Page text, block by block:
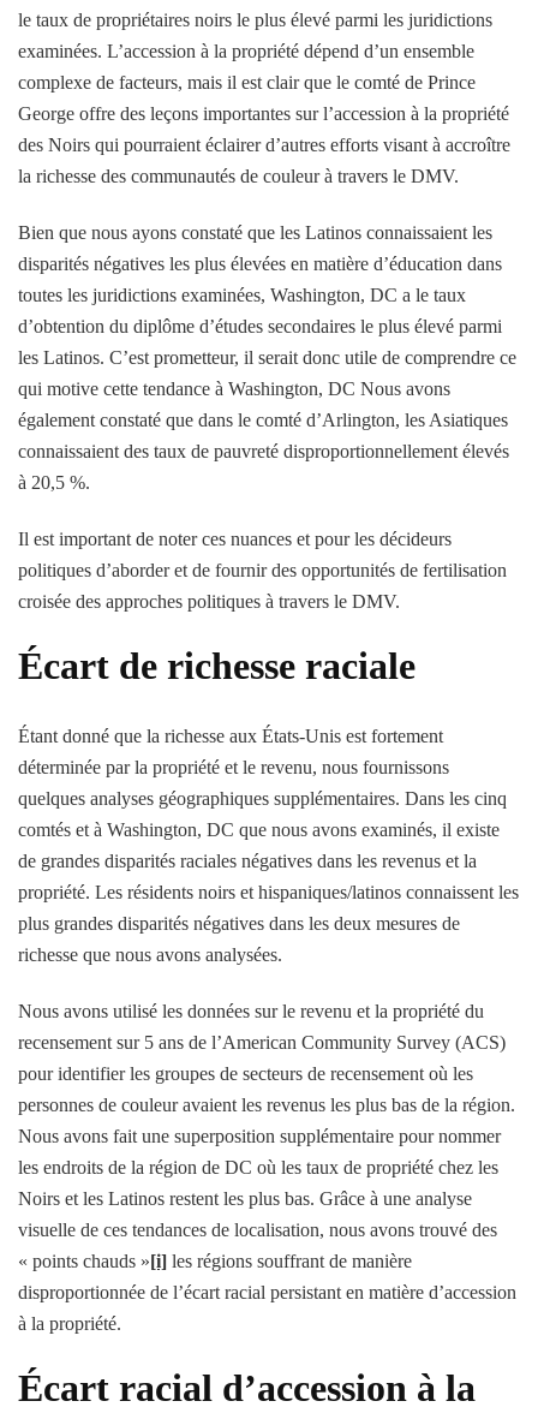
le taux de propriétaires noirs le plus élevé parmi les juridictions
examinées. L’accession à la propriété dépend d’un ensemble
complexe de facteurs, mais il est clair que le comté de Prince
George offre des leçons importantes sur l’accession à la propriété
des Noirs qui pourraient éclairer d’autres efforts visant à accroître
la richesse des communautés de couleur à travers le DMV.
Bien que nous ayons constaté que les Latinos connaissaient les
disparités négatives les plus élevées en matière d’éducation dans
toutes les juridictions examinées, Washington, DC a le taux
d’obtention du diplôme d’études secondaires le plus élevé parmi
les Latinos. C’est prometteur, il serait donc utile de comprendre ce
qui motive cette tendance à Washington, DC Nous avons
également constaté que dans le comté d’Arlington, les Asiatiques
connaissaient des taux de pauvreté disproportionnellement élevés
à 20,5 %.
Il est important de noter ces nuances et pour les décideurs
politiques d’aborder et de fournir des opportunités de fertilisation
croisée des approches politiques à travers le DMV.
Écart de richesse raciale
Étant donné que la richesse aux États-Unis est fortement
déterminée par la propriété et le revenu, nous fournissons
quelques analyses géographiques supplémentaires. Dans les cinq
comtés et à Washington, DC que nous avons examinés, il existe
de grandes disparités raciales négatives dans les revenus et la
propriété. Les résidents noirs et hispaniques/latinos connaissent les
plus grandes disparités négatives dans les deux mesures de
richesse que nous avons analysées.
Nous avons utilisé les données sur le revenu et la propriété du
recensement sur 5 ans de l’American Community Survey (ACS)
pour identifier les groupes de secteurs de recensement où les
personnes de couleur avaient les revenus les plus bas de la région.
Nous avons fait une superposition supplémentaire pour nommer
les endroits de la région de DC où les taux de propriété chez les
Noirs et les Latinos restent les plus bas. Grâce à une analyse
visuelle de ces tendances de localisation, nous avons trouvé des
« points chauds »[i] les régions souffrant de manière
disproportionnée de l’écart racial persistant en matière d’accession
à la propriété.
Écart racial d’accession à la